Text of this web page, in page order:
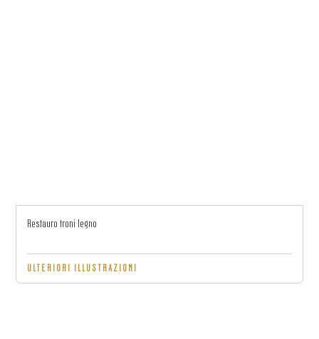
Restauro troni legno
ULTERIORI ILLUSTRAZIONI